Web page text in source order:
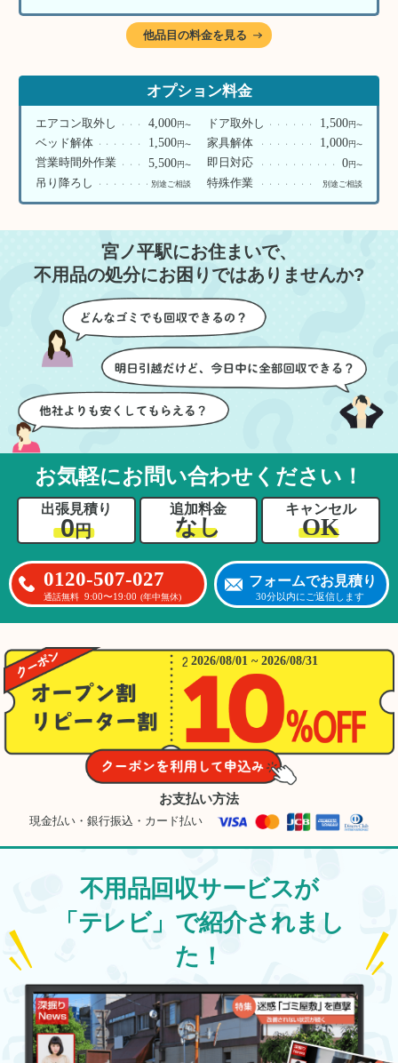
他品目の料金を見る
オプション料金
エアコン取外し 4,000円〜 ドア取外し 1,500円〜
ベッド解体 1,500円〜 家具解体 1,000円〜
営業時間外作業 5,500円〜 即日対応 0円〜
吊り降ろし 別途ご相談 特殊作業 別途ご相談
宮ノ平駅にお住まいで、
不用品の処分にお困りではありませんか?
お気軽にお問い合わせください！
出張見積り
0円
追加料金
なし
キャンセル
OK
0120-507-027
通話無料 9:00〜19:00 (年中無休)
フォームでお見積り
30分以内にご返信します
2026/08/01 ~ 2026/08/31
お支払い方法
現金払い・銀行振込・カード払い
不用品回収サービスが
「テレビ」で紹介されまし
た！